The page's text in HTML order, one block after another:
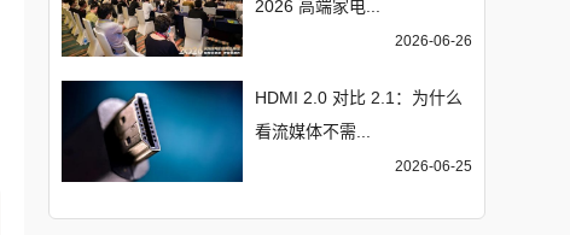
2026 高端家电...
2026-06-26
HDMI 2.0 对比 2.1：为什么
看流媒体不需...
2026-06-25